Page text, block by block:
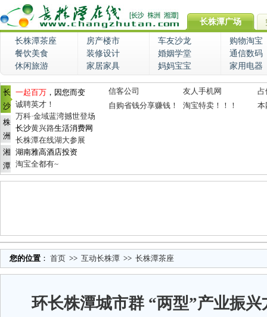
长株潭广场
长株潭茶座 房产楼市 车友沙龙
购物淘宝
餐饮美食
装修设计 婚姻学堂
通信数码
休闲旅游
家居家具 妈妈宝宝 家用电器
长
沙
株
洲
湘
潭
一起百万 ，因您而变
诚聘英才！
万科·金域蓝湾撼世登场
长沙黄兴路生活消费网
长株潭在线湖大参展
湖南雅高酒店投资
淘宝全都有~
信客公司 友人手机网
占
自购省钱分享赚钱！
淘宝特卖！！！ 本
您的位置 ： 首页 >> 互动长株潭 >> 长株潭茶座
环长株潭城市群 “两型”产业振兴